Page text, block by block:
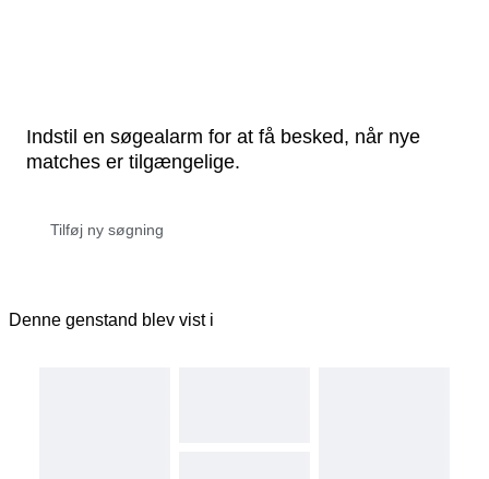
Indstil en søgealarm for at få besked, når nye
matches er tilgængelige.
Denne genstand blev vist i